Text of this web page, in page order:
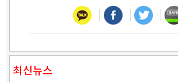
최신뉴스